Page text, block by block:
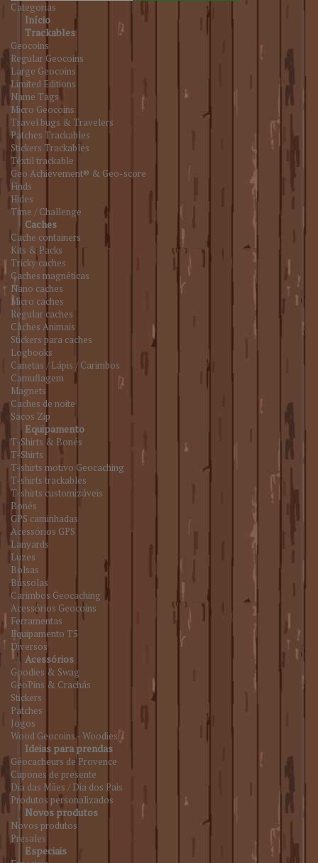
Categorias
Início
Trackables
Geocoins
Regular Geocoins
Large Geocoins
Limited Editions
Name Tags
Micro Geocoins
Travel bugs & Travelers
Patches Trackables
Stickers Trackables
Têxtil trackable
Geo Achievement® & Geo-score
Finds
Hides
Time / Challenge
Caches
Cache containers
Kits & Packs
Tricky caches
Caches magnéticas
Nano caches
Micro caches
Regular caches
Caches Animais
Stickers para caches
Logbooks
Canetas / Lápis / Carimbos
Camuflagem
Magnets
Caches de noite
Sacos Zip
Equipamento
T-Shirts & Bonés
T-Shirts
T-shirts motivo Geocaching
T-shirts trackables
T-shirts customizáveis
Bonés
GPS caminhadas
Acessórios GPS
Lanyards
Luzes
Bolsas
Bússolas
Carimbos Geocaching
Acessórios Geocoins
Ferramentas
Equipamento T5
Diversos
Acessórios
Goodies & Swag
GeoPins & Crachás
Stickers
Patches
Jogos
Wood Geocoins - Woodies
Ideias para prendas
Géocacheurs de Provence
Cupones de presente
Dia das Mães / Dia dos Pais
Produtos personalizados
Novos produtos
Novos produtos
Presales
Especiais